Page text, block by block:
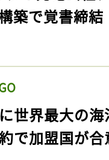
築で覚書締結
世界最大の
で加盟国が合
ログイン
会員登録